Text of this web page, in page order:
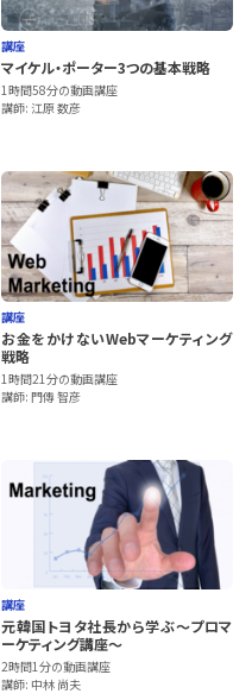
講座
マイケル・ポーター3つの基本戦略
1時間58分の動画講座
講師: 江原 数彦
講座
お金をかけないWebマーケティング
戦略
1時間21分の動画講座
講師: 門傳 智彦
講座
元韓国トヨタ社長から学ぶ～プロマ
ーケティング講座～
2時間1分の動画講座
講師: 中林 尚夫